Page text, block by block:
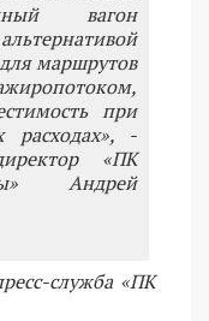
вагон
маршрутов
при
расходах», -
«ПК
Андрей
служба «ПК